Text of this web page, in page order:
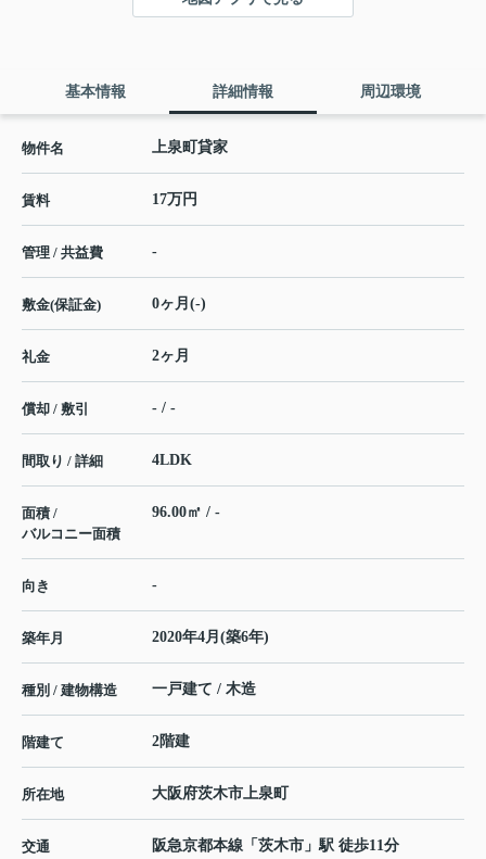
基本情報 詳細情報 周辺環境
物件名 上泉町貸家
賃料 17万円
管理 / 共益費 -
敷金(保証金) 0ヶ月(-)
礼金 2ヶ月
償却 / 敷引 - / -
間取り / 詳細 4LDK
面積 /
バルコニー面積
96.00㎡ / -
向き -
築年月 2020年4月(築6年)
種別 / 建物構造 一戸建て / 木造
階建て 2階建
所在地 大阪府茨木市上泉町
交通 阪急京都本線 「 茨木市 」駅 徒歩11分